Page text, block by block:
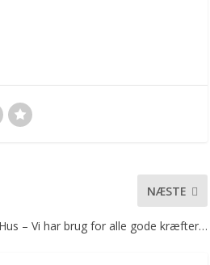
NÆSTE
– Vi har brug for alle gode kræfter…